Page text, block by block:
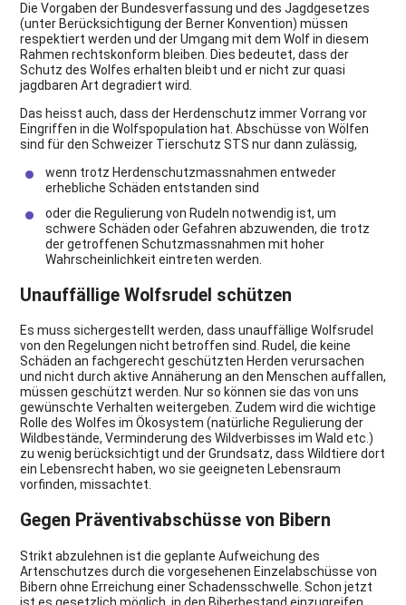
Die Vorgaben der Bundesverfassung und des Jagdgesetzes
(unter Berücksichtigung der Berner Konvention) müssen
respektiert werden und der Umgang mit dem Wolf in diesem
Rahmen rechtskonform bleiben. Dies bedeutet, dass der
Schutz des Wolfes erhalten bleibt und er nicht zur quasi
jagdbaren Art degradiert wird.
Das heisst auch, dass der Herdenschutz immer Vorrang vor
Eingriffen in die Wolfspopulation hat. Abschüsse von Wölfen
sind für den Schweizer Tierschutz STS nur dann zulässig,
wenn trotz Herdenschutzmassnahmen entweder
erhebliche Schäden entstanden sind
oder die Regulierung von Rudeln notwendig ist, um
schwere Schäden oder Gefahren abzuwenden, die trotz
der getroffenen Schutzmassnahmen mit hoher
Wahrscheinlichkeit eintreten werden.
Unauffällige Wolfsrudel schützen
Es muss sichergestellt werden, dass unauffällige Wolfsrudel
von den Regelungen nicht betroffen sind. Rudel, die keine
Schäden an fachgerecht geschützten Herden verursachen
und nicht durch aktive Annäherung an den Menschen auffallen,
müssen geschützt werden. Nur so können sie das von uns
gewünschte Verhalten weitergeben. Zudem wird die wichtige
Rolle des Wolfes im Ökosystem (natürliche Regulierung der
Wildbestände, Verminderung des Wildverbisses im Wald etc.)
zu wenig berücksichtigt und der Grundsatz, dass Wildtiere dort
ein Lebensrecht haben, wo sie geeigneten Lebensraum
vorfinden, missachtet.
Gegen Präventivabschüsse von Bibern
Strikt abzulehnen ist die geplante Aufweichung des
Artenschutzes durch die vorgesehenen Einzelabschüsse von
Bibern ohne Erreichung einer Schadensschwelle. Schon jetzt
ist es gesetzlich möglich, in den Biberbestand einzugreifen.